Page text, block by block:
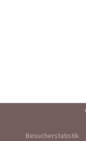
Besucherstatistik